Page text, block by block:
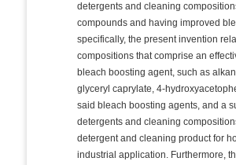
detergents and cleaning
compounds and having improved
specifically, the present invention
compositions that comprise an
bleach boosting agent, such as
glyceryl caprylate, 4-
said bleach boosting agents, and a
detergents and cleaning
detergent and cleaning product for
industrial application. Furthermore,